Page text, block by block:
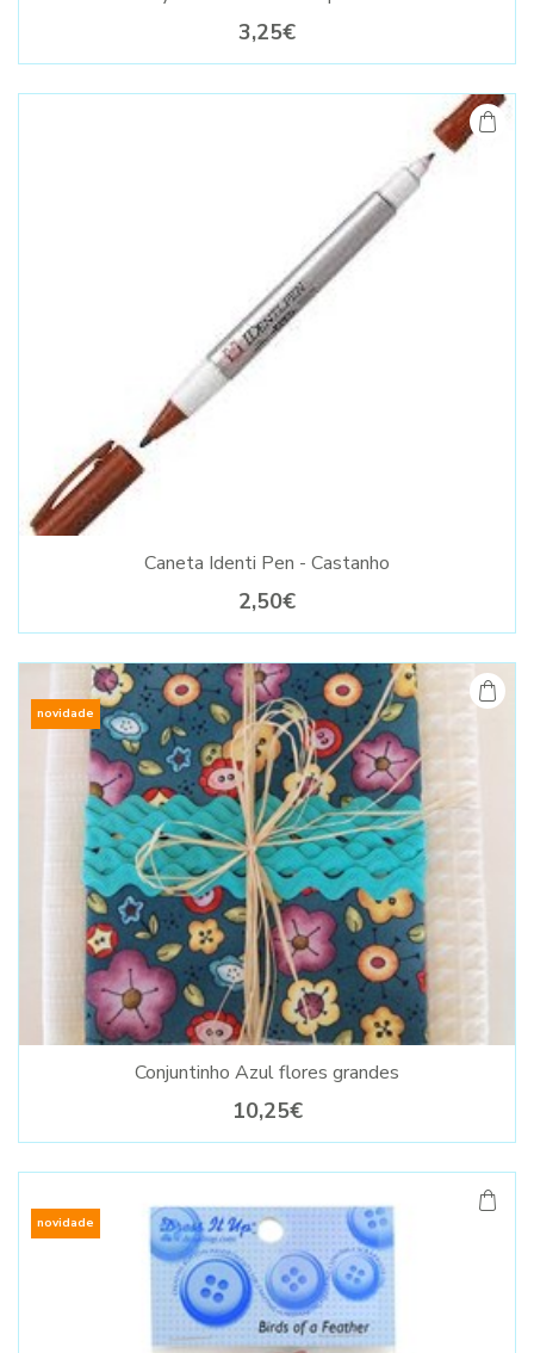
3,25€
Caneta Identi Pen - Castanho
2,50€
novidade
Conjuntinho Azul flores grandes
10,25€
novidade